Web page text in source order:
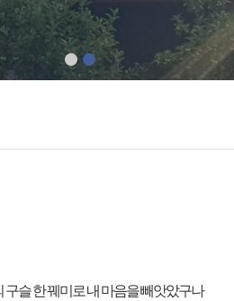
구슬 한 꿰미로 내 마음을 빼앗았구나